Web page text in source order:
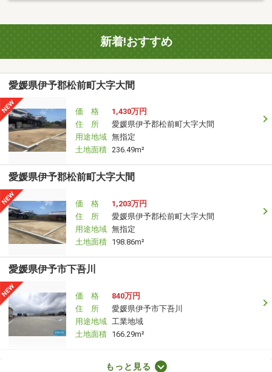
新着!おすすめ
愛媛県伊予郡松前町大字大間
価 格
1,430万円
住 所
愛媛県伊予郡松前町大字大間
用途地域 無指定
土地面積 236.49m²
愛媛県伊予郡松前町大字大間
価 格
1,203万円
住 所
愛媛県伊予郡松前町大字大間
用途地域 無指定
土地面積 198.86m²
愛媛県伊予市下吾川
価 格
840万円
住 所
愛媛県伊予市下吾川
用途地域 工業地域
土地面積 166.29m²
もっと見る